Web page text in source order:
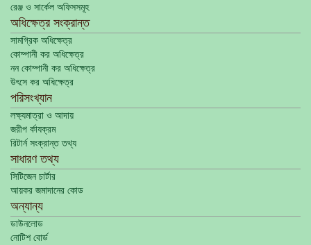
রেঞ্জ ও সার্কেল অফিসসমূহ
অধিক্ষেত্র সংক্রান্ত
সামগ্রিক অধিক্ষেত্র
কোম্পানী কর অধিক্ষেত্র
নন কোম্পানী কর অধিক্ষেত্র
উৎসে কর অধিক্ষেত্র
পরিসংখ্যান
লক্ষ্যমাত্রা ও আদায়
জরীপ র্কাযক্রম
রিটার্ন সংক্রান্ত তথ্য
সাধারণ তথ্য
সিটিজেন চার্টার
আয়কর জমাদানের কোড
অন্যান্য
ডাউনলোড
নোটিশ বোর্ড